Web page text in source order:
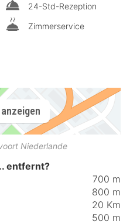
24-Std-Rezeption
Zimmerservice
Niederlande
entfernt?
700 m
800 m
20 Km
500 m